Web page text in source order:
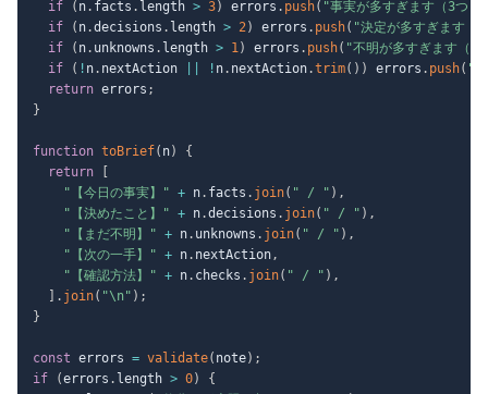
if
( n. facts . length > 3) errors . push( "事実が多すぎます（3つま
if
( n.decisions . length > 2) errors . push( "決定が多すぎます（
if
( n. unknowns . length > 1) errors . push( "不明が多すぎます（1
if
( ! n. nextAction ! n. nextAction.trim( ) ) errors . push( "
return errors ;
}
function toBrief( n)
{
return
"【今日の事実】" + n. facts . join( " / " ) ,
"【決めたこと】" + n.decisions . join( " / " ) ,
"【まだ不明】" + n. unknowns . join( " / " ) ,
"【次の一手】" + n. nextAction,
"【確認方法】" + n. checks . join( " / " ) ,
. join( "\n" ) ;
}
const errors = validate( note) ;
if
(errors . length > 0)
{